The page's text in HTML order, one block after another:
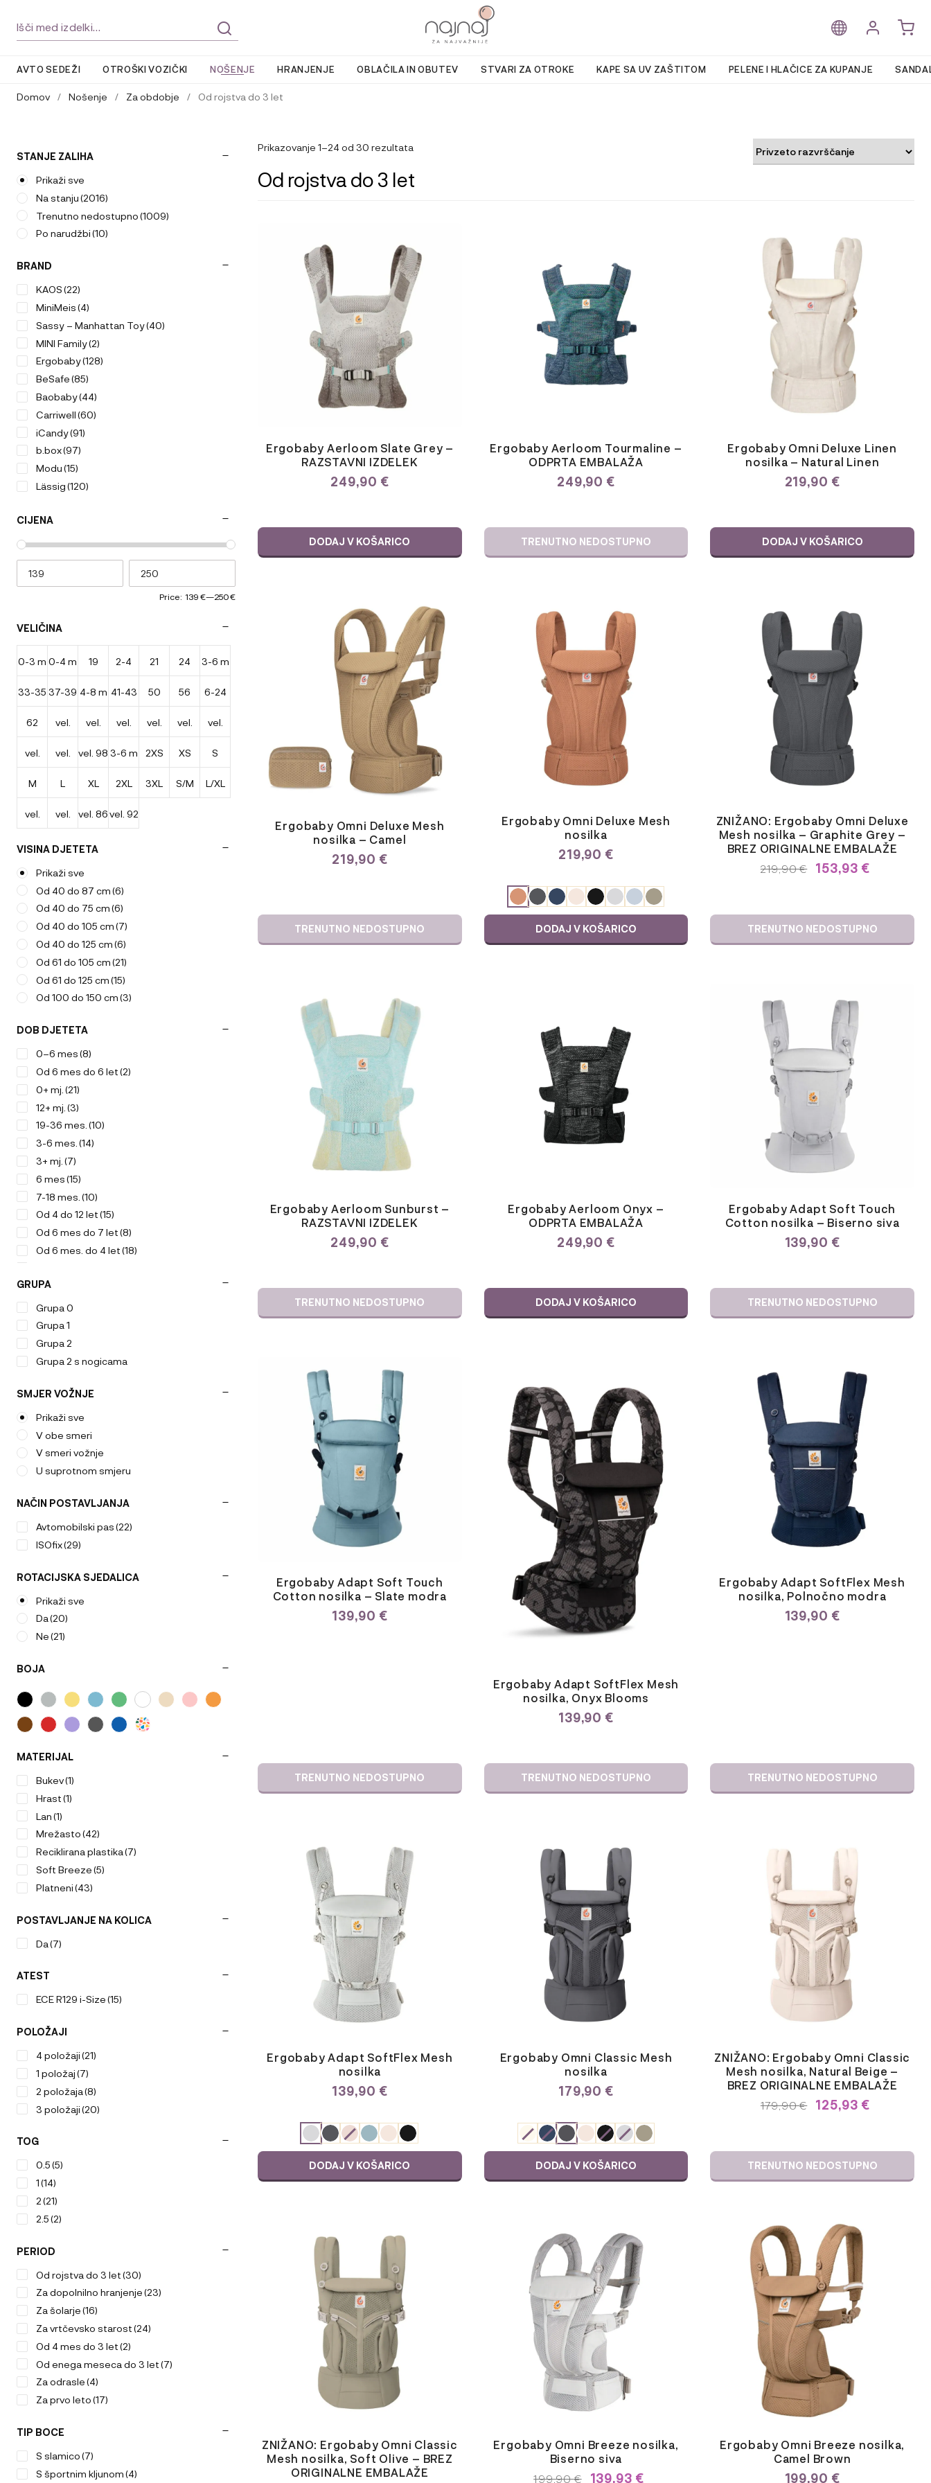
AVTO SEDEŽI OTROŠKI VOZIČKI NOŠENJE HRANJENJE OBLAČILA IN OBUTEV STVARI ZA OTROKE KAPE SA UV ZAŠTITOM PELENE I HLAČICE ZA KUPANJE
to
to
Domov / Nošenje / Za obdobje / Od rojstva do 3 let
Prikazovanje 1–24 od 30 rezultata
Od rojstva do 3 let
Ergobaby Aerloom Slate Grey –
RAZSTAVNI IZDELEK
249,90 €
DODAJ V KOŠARICO
Ergobaby Aerloom Tourmaline –
ODPRTA EMBALAŽA
249,90 €
TRENUTNO NEDOSTUPNO
Ergobaby Omni Deluxe Linen
nosilka – Natural Linen
219,90 €
DODAJ V KOŠARICO
Ergobaby Omni Deluxe Mesh
nosilka – Camel
219,90 €
TRENUTNO NEDOSTUPNO
Ergobaby Omni Deluxe Mesh
nosilka
219,90 €
ODABERITE
VARIJACIJU
DODAJ V KOŠARICO
ZNIŽANO: Ergobaby Omni Deluxe
Mesh nosilka – Graphite Grey –
BREZ ORIGINALNE EMBALAŽE
IZVIRNA
219,90 €.
219,90€TRENUTNA
153,93 €
TRENUTNO NEDOSTUPNO
Ergobaby Aerloom Sunburst –
RAZSTAVNI IZDELEK
249,90 €
TRENUTNO NEDOSTUPNO
Ergobaby Aerloom Onyx –
ODPRTA EMBALAŽA
249,90 €
DODAJ V KOŠARICO
Ergobaby Adapt Soft Touch
Cotton nosilka – Biserno siva
139,90 €
TRENUTNO NEDOSTUPNO
Ergobaby Adapt Soft Touch
Cotton nosilka – Slate modra
139,90 €
TRENUTNO NEDOSTUPNO
Ergobaby Adapt SoftFlex Mesh
nosilka, Onyx Blooms
139,90 €
TRENUTNO NEDOSTUPNO
Ergobaby Adapt SoftFlex Mesh
nosilka, Polnočno modra
139,90 €
TRENUTNO NEDOSTUPNO
Ergobaby Adapt SoftFlex Mesh
nosilka
139,90 €
ODABERITE
VARIJACIJU
DODAJ V KOŠARICO
Ergobaby Omni Classic Mesh
nosilka
179,90 €
ODABERITE
VARIJACIJU
DODAJ V KOŠARICO
ZNIŽANO: Ergobaby Omni Classic
Mesh nosilka, Natural Beige –
BREZ ORIGINALNE EMBALAŽE
IZVIRNA
179,90 €.
179,90€TRENUTNA
125,93 €
TRENUTNO NEDOSTUPNO
ZNIŽANO: Ergobaby Omni Classic
Mesh nosilka, Soft Olive – BREZ
ORIGINALNE EMBALAŽE
Ergobaby Omni Breeze nosilka,
Biserno siva
IZVIRNA
199,90€TRENUTNA
139,93 €
Ergobaby Omni Breeze nosilka,
Camel Brown
199,90 €
STANJE ZALIHA
Prikaži sve
Na stanju(2016)
Trenutno nedostupno(1009)
Po narudžbi(10)
BRAND
KAOS(22)
MiniMeis(4)
Sassy – Manhattan Toy(40)
MINI Family(2)
Ergobaby(128)
BeSafe(85)
Baobaby(44)
Carriwell(60)
iCandy(91)
b.box(97)
Modu(15)
Lässig(120)
Citron
V-COMB(2)
Sleepytroll
AeroMoov
AeroSleep(34)
CIJENA
Price: 139 €—250 €
VELIČINA
0-3 m 0-4 m 19 2-4
leta
21 24 3-6 m
33-35
cm
37-39
cm
4-8 m 41-43
cm
50 56 6-24
m
62 vel.
44-50
vel.
50-56
vel.
56-62
vel.
62/68
vel.
68/74
vel.
74/80
vel.
80/86
vel.
86/92
vel. 98 3-6 m 2XS XS S
M L XL 2XL 3XL S/M L/XL
vel.
62/68
vel.
74/80
vel. 86vel. 92
VISINA DJETETA
Prikaži sve
Od 40 do 87 cm(6)
Od 40 do 75 cm(6)
Od 40 do 105 cm(7)
Od 40 do 125 cm(6)
Od 61 do 105 cm(21)
Od 61 do 125 cm(15)
Od 100 do 150 cm(3)
DOB DJETETA
0–6 mes(8)
Od 6 mes do 6 let(2)
0+ mj. (21)
12+ mj. (3)
19-36 mes. (10)
3-6 mes. (14)
3+ mj. (7)
6 mes(15)
7-18 mes. (10)
Od 4 do 12 let(15)
Od 6 mes do 7 let(8)
Od 6 mes. do 4 let(18)
Od rojstva do 4. leta
Od rojstva do 6 leta
Od rojstva do 7 let
GRUPA
Grupa 0
Grupa 1
Grupa 2
Grupa 2 s nogicama
SMJER VOŽNJE
Prikaži sve
V obe smeri
V smeri vožnje
U suprotnom smjeru
NAČIN POSTAVLJANJA
Avtomobilski pas(22)
ISOfix(29)
ROTACIJSKA SJEDALICA
Prikaži sve
Da(20)
Ne(21)
BOJA
MATERIJAL
Bukev(1)
Hrast(1)
Lan(1)
Mrežasto(42)
Reciklirana plastika(7)
Soft Breeze(5)
Platneni(43)
POSTAVLJANJE NA KOLICA
Da(7)
ATEST
ECE R129 i-Size(15)
POLOŽAJI
4 položaji(21)
1 položaj(7)
2 položaja(8)
3 položaji(20)
TOG
0.5(5)
1(14)
2(21)
2.5(2)
PERIOD
Od rojstva do 3 let(30)
Za dopolnilno hranjenje(23)
Za šolarje(16)
Za vrtčevsko starost(24)
Od 4 mes do 3 let(2)
Od enega meseca do 3 let(7)
Za odrasle(4)
Za prvo leto(17)
TIP BOCE
S slamico(7)
S športnim kljunom(4)